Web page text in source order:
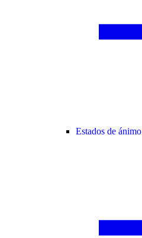
Estados de ánimo